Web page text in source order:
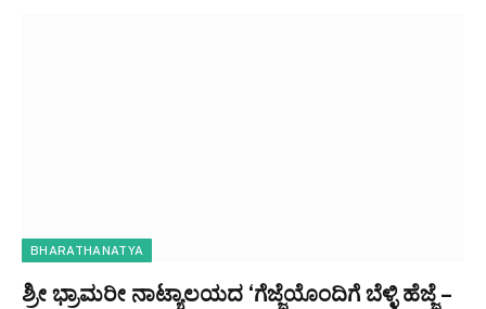
BHARATHANATYA
ಶ್ರೀ ಭ್ರಾಮರೀ ನಾಟ್ಯಾಲಯದ ‘ಗೆಜ್ಜೆಯೊಂದಿಗೆ ಬೆಳ್ಳಿ ಹೆಜ್ಜೆ –